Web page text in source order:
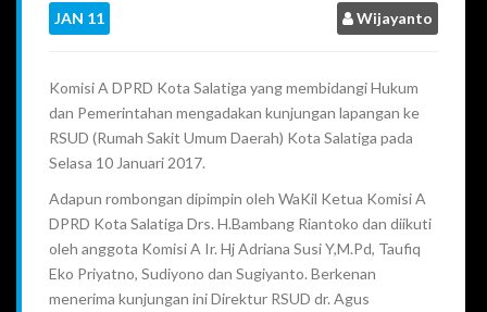
JAN 11 Wijayanto
Komisi A DPRD Kota Salatiga yang membidangi Hukum
dan Pemerintahan mengadakan kunjungan lapangan ke
RSUD (Rumah Sakit Umum Daerah) Kota Salatiga pada
Selasa 10 Januari 2017.
Adapun rombongan dipimpin oleh WaKil Ketua Komisi A
DPRD Kota Salatiga Drs. H.Bambang Riantoko dan diikuti
oleh anggota Komisi A Ir. Hj Adriana Susi Y,M.Pd, Taufiq
Eko Priyatno, Sudiyono dan Sugiyanto. Berkenan
menerima kunjungan ini Direktur RSUD dr. Agus